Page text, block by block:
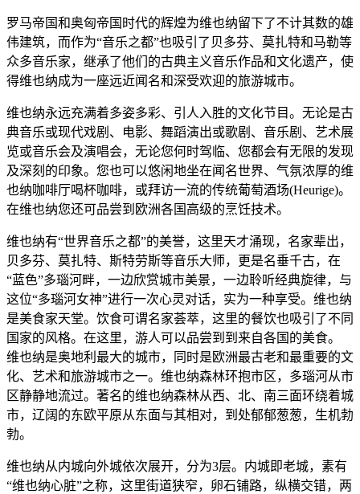
罗马帝国和奥匈帝国时代的辉煌为维也纳留下了不计其数的雄
伟建筑，而作为“音乐之都”也吸引了贝多芬、莫扎特和马勒等
众多音乐家，继承了他们的古典主义音乐作品和文化遗产，使
得维也纳成为一座远近闻名和深受欢迎的旅游城市。
维也纳永远充满着多姿多彩、引人入胜的文化节目。无论是古
典音乐或现代戏剧、电影、舞蹈演出或歌剧、音乐剧、艺术展
览或音乐会及演唱会，无论您何时驾临、您都会有无限的发现
及深刻的印象。您也可以悠闲地坐在闻名世界、气氛浓厚的维
也纳咖啡厅喝杯咖啡，或拜访一流的传统葡萄酒场(Heurige)。
在维也纳您还可品尝到欧洲各国高级的烹饪技术。
维也纳有“世界音乐之都”的美誉，这里天才涌现，名家辈出，
贝多芬、莫扎特、斯特劳斯等音乐大师，更是名垂千古，在
“蓝色”多瑙河畔，一边欣赏城市美景，一边聆听经典旋律，与
这位“多瑙河女神”进行一次心灵对话，实为一种享受。维也纳
是美食家天堂。饮食可谓名家荟萃，这里的餐饮也吸引了不同
国家的风格。在这里，游人可以品尝到到来自各国的美食。
维也纳是奥地利最大的城市，同时是欧洲最古老和最重要的文
化、艺术和旅游城市之一。维也纳森林环抱市区，多瑙河从市
区静静地流过。著名的维也纳森林从西、北、南三面环绕着城
市，辽阔的东欧平原从东面与其相对，到处郁郁葱葱，生机勃
勃。
维也纳从内城向外城依次展开，分为3层。内城即老城，素有
“维也纳心脏”之称，这里街道狭窄，卵石铺路，纵横交错，两